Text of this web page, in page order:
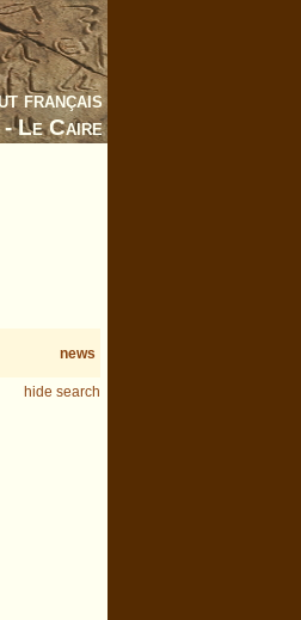
français
- Le Caire
news
hide search